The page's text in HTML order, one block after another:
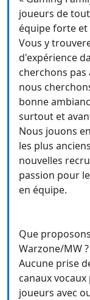
joueurs de
équipe forte et
Vous y
d'expérience
cherchons pas
nous
bonne
surtout et
Nous jouons
les plus
nouvelles
passion pour
en équipe.
Que
Warzone/MW ?
Aucune prise
canaux
joueurs avec